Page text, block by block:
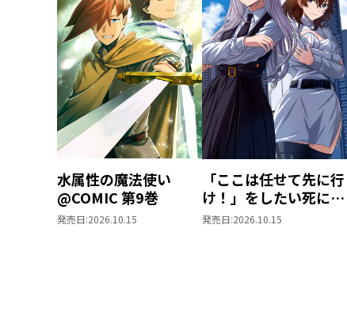
水属性の魔法使い
@COMIC 第9巻
発売日:2026.10.15
「ここは任せて先に行
け！」をしたい死にた
がりの望まぬ宇宙下剋
発売日:2026.10.15